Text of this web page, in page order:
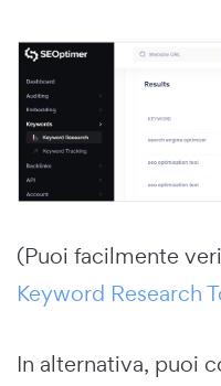
(Puoi facilmente
Keyword Research
In alternativa, puoi